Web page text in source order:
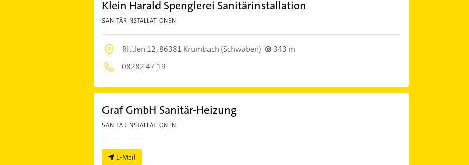
Klein Harald Spenglerei Sanitärinstallation
SANITÄRINSTALLATIONEN
Rittlen 12,86381 Krumbach (Schwaben)
343 m
08282 47 19
Graf GmbH Sanitär-Heizung
SANITÄRINSTALLATIONEN
E-Mail